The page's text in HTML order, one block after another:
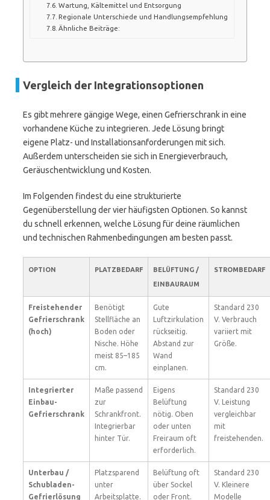
Wartung, Kältemittel und Entsorgung
Regionale Unterschiede und Handlungsempfehlung
Ähnliche Beiträge:
Vergleich der Integrationsoptionen
Es gibt mehrere gängige Wege, einen Gefrierschrank in eine
vorhandene Küche zu integrieren. Jede Lösung bringt
eigene Platz- und Installationsanforderungen mit sich.
Außerdem unterscheiden sie sich in Energieverbrauch,
Geräuschentwicklung und Kosten.
Im Folgenden findest du eine strukturierte
Gegenüberstellung der vier häufigsten Optionen. So kannst
du schnell erkennen, welche Lösung für deine räumlichen
und technischen Rahmenbedingungen am besten passt.
OPTION PLATZBEDARF
BELÜFTUNG /
EINBAURAUM
STROMBEDARF
Freistehender
Gefrierschrank
(hoch)
Benötigt
Stellfläche an
Boden oder
Nische. Höhe
meist 85–185
cm.
Gute
Luftzirkulation
rückseitig.
Abstand zur
Wand
einplanen.
Standard 230
V. Verbrauch
variiert mit
Größe.
Integrierter
Einbau-
Gefrierschrank
Maße passend
zur
Schrankfront.
Integrierbar
hinter Tür.
Eigens
Belüftung
nötig. Oben
oder unten
Freiraum oft
erforderlich.
Standard 230
V. Leistung
vergleichbar
mit
freistehenden.
Unterbau /
Schubladen-
Gefrierlösung
Platzsparend
unter
Arbeitsplatte.
Belüftung oft
über Sockel
oder Front.
Standard 230
V. Kleinere
Modelle